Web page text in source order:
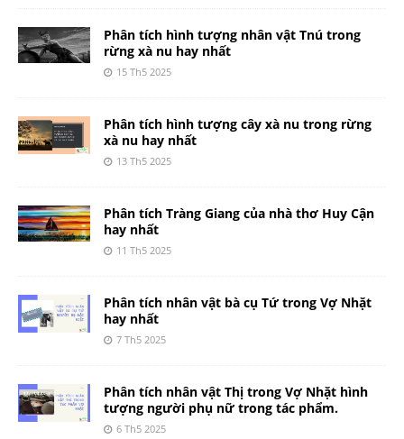
Phân tích hình tượng nhân vật Tnú trong
rừng xà nu hay nhất
15 Th5 2025
Phân tích hình tượng cây xà nu trong rừng
xà nu hay nhất
13 Th5 2025
Phân tích Tràng Giang của nhà thơ Huy Cận
hay nhất
11 Th5 2025
Phân tích nhân vật bà cụ Tứ trong Vợ Nhặt
hay nhất
7 Th5 2025
Phân tích nhân vật Thị trong Vợ Nhặt hình
tượng người phụ nữ trong tác phẩm.
6 Th5 2025